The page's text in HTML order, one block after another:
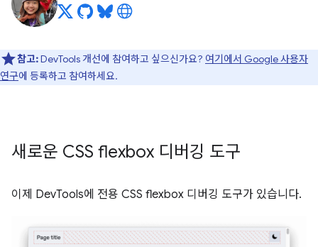
참고:DevTools 개선에 참여하고 싶으신가요? 여기에서 Google 사용자
연구에 등록하고 참여하세요.
새로운 CSS flexbox 디버깅 도구
이제 DevTools에 전용 CSS flexbox 디버깅 도구가 있습니다.